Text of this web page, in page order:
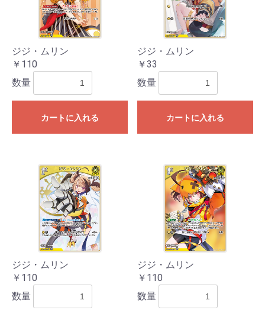
ジジ・ムリン
￥110
数量
カートに入れる
ジジ・ムリン
￥33
数量
カートに入れる
ジジ・ムリン
￥110
数量
ジジ・ムリン
￥110
数量
お買い物を続ける カートへ進む